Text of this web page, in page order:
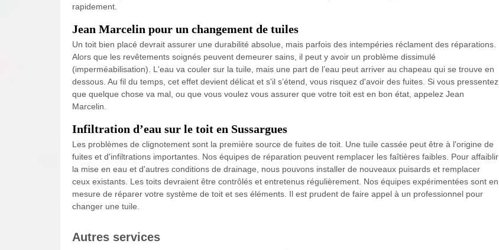
rapidement.
Jean Marcelin pour un changement de tuiles
Un toit bien placé devrait assurer une durabilité absolue, mais parfois des intempéries réclament des réparations.
Alors que les revêtements soignés peuvent demeurer sains, il peut y avoir un problème dissimulé
(imperméabilisation). L'eau va couler sur la tuile, mais une part de l’eau peut arriver au chapeau qui se trouve en
dessous. Au fil du temps, cet effet devient délicat et s'il s’étend, vous risquez d'avoir des fuites. Si vous pressentez
que quelque chose va mal, ou que vous voulez vous assurer que votre toit est en bon état, appelez Jean
Marcelin.
Infiltration d’eau sur le toit en Sussargues
Les problèmes de clignotement sont la première source de fuites de toit. Une tuile cassée peut être à l'origine de
fuites et d'infiltrations importantes. Nos équipes de réparation peuvent remplacer les faîtières faibles. Pour affaiblir
la mise en eau et d'autres conditions de drainage, nous pouvons installer de nouveaux puisards et remplacer
ceux existants. Les toits devraient être contrôlés et entretenus régulièrement. Nos équipes expérimentées sont en
mesure de réparer votre système de toit et ses éléments. Il est prudent de faire appel à un professionnel pour
changer une tuile.
Autres services